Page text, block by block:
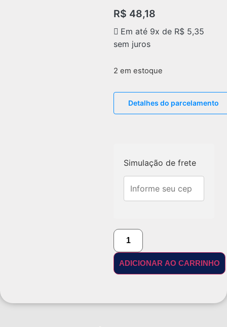
R$ 48,18
Em até 9x de R$ 5,35
sem juros
2 em estoque
Detalhes do parcelamento
Simulação de frete
ADICIONAR AO CARRINHO